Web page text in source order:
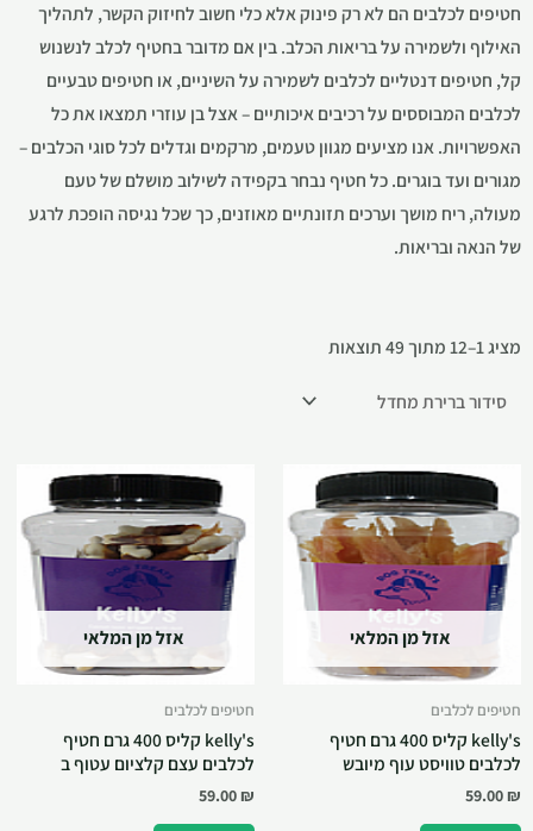
חטיפים לכלבים הם לא רק פינוק אלא כלי חשוב לחיזוק הקשר, לתהליך
האילוף ולשמירה על בריאות הכלב. בין אם מדובר בחטיף לכלב לנשנוש
קל, חטיפים דנטליים לכלבים לשמירה על השיניים, או חטיפים טבעיים
לכלבים המבוססים על רכיבים איכותיים – אצל בן עוזרי תמצאו את כל
האפשרויות. אנו מציעים מגוון טעמים, מרקמים וגדלים לכל סוגי הכלבים –
מגורים ועד בוגרים. כל חטיף נבחר בקפידה לשילוב מושלם של טעם
מעולה, ריח מושך וערכים תזונתיים מאוזנים, כך שכל נגיסה הופכת לרגע
של הנאה ובריאות.
מציג 1–12 מתוך 49 תוצאות
אזל מן המלאי
חטיפים לכלבים
kelly's קליס 400 גרם חטיף
לכלבים טוויסט עוף מיובש
59.00₪
אזל מן המלאי
חטיפים לכלבים
kelly's קליס 400 גרם חטיף
לכלבים עצם קלציום עטוף ב
59.00₪